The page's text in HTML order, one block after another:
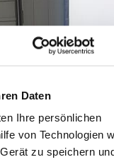
Daten
Ihre persönlichen
von Technologien
zu speichern